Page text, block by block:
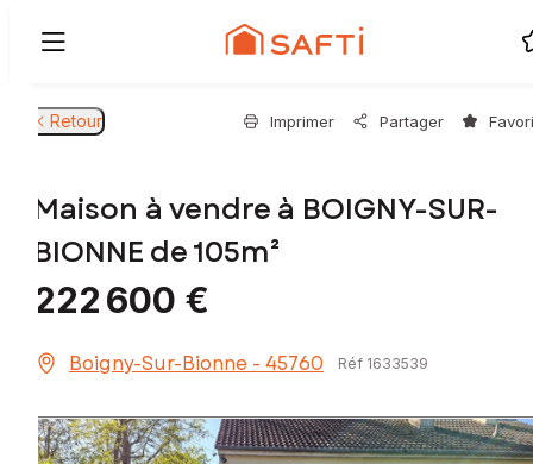
Retour Imprimer Partager
Maison à vendre à BOIGNY-SUR-
BIONNE de 105m²
222 600 €
Boigny-Sur-Bionne - 45760 Réf 1633539